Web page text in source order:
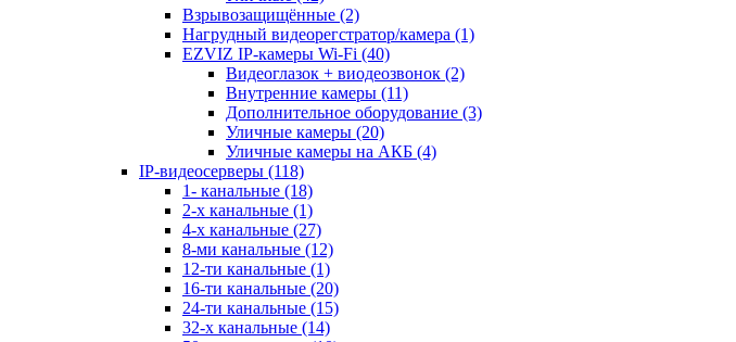
Взрывозащищённые (2)
Нагрудный видеорегстратор/камера (1)
EZVIZ IP-камеры Wi-Fi (40)
Видеоглазок + виодеозвонок (2)
Внутренние камеры (11)
Дополнительное оборудование (3)
Уличные камеры (20)
Уличные камеры на АКБ (4)
IP-видеосерверы (118)
1- канальные (18)
2-х канальные (1)
4-х канальные (27)
8-ми канальные (12)
12-ти канальные (1)
16-ти канальные (20)
24-ти канальные (15)
32-х канальные (14)